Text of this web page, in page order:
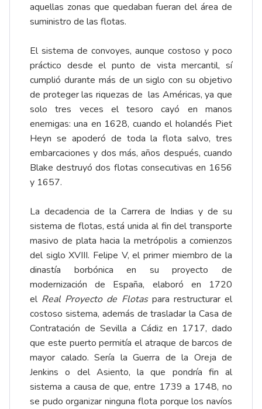
aquellas zonas que quedaban fueran del área de
suministro de las flotas.
El sistema de convoyes, aunque costoso y poco
práctico desde el punto de vista mercantil, sí
cumplió durante más de un siglo con su objetivo
de proteger las riquezas de las Américas, ya que
solo tres veces el tesoro cayó en manos
enemigas: una en 1628, cuando el holandés Piet
Heyn se apoderó de toda la flota salvo, tres
embarcaciones y dos más, años después, cuando
Blake destruyó dos flotas consecutivas en 1656
y 1657.
La decadencia de la Carrera de Indias y de su
sistema de flotas, está unida al fin del transporte
masivo de plata hacia la metrópolis a comienzos
del siglo XVIII. Felipe V, el primer miembro de la
dinastía borbónica en su proyecto de
modernización de España, elaboró en 1720
el Real Proyecto de Flotaspara restructurar el
costoso sistema, además de trasladar la Casa de
Contratación de Sevilla a Cádiz en 1717, dado
que este puerto permitía el atraque de barcos de
mayor calado. Sería la Guerra de la Oreja de
Jenkins o del Asiento, la que pondría fin al
sistema a causa de que, entre 1739 a 1748, no
se pudo organizar ninguna flota porque los navíos